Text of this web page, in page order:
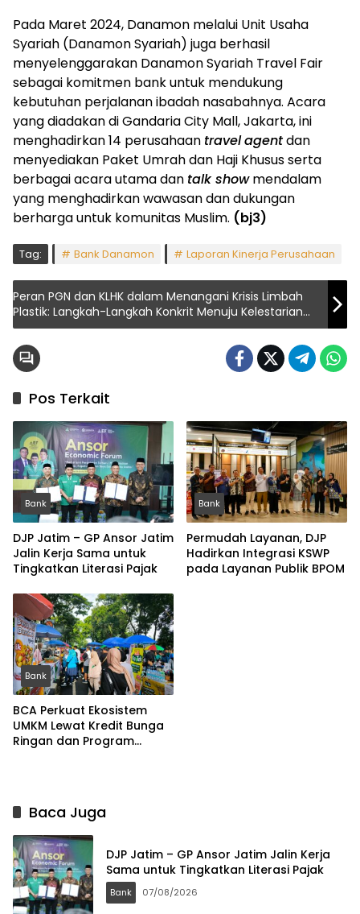
Pada Maret 2024, Danamon melalui Unit Usaha
Syariah (Danamon Syariah) juga berhasil
menyelenggarakan Danamon Syariah Travel Fair
sebagai komitmen bank untuk mendukung
kebutuhan perjalanan ibadah nasabahnya. Acara
yang diadakan di Gandaria City Mall, Jakarta, ini
menghadirkan 14 perusahaan travelagentdan
menyediakan Paket Umrah dan Haji Khusus serta
berbagai acara utama dan talk showmendalam
yang menghadirkan wawasan dan dukungan
berharga untuk komunitas Muslim. (bj3)
Tag: Bank Danamon Laporan Kinerja Perusahaan
Peran PGN dan KLHK dalam Menangani Krisis Limbah
Plastik: Langkah-Langkah Konkrit Menuju Kelestarian
Lingkungan
Pos Terkait
Bank
DJP Jatim – GP Ansor Jatim
Jalin Kerja Sama untuk
Tingkatkan Literasi Pajak
Bank
Permudah Layanan, DJP
Hadirkan Integrasi KSWP
pada Layanan Publik BPOM
Bank
BCA Perkuat Ekosistem
UMKM Lewat Kredit Bunga
Ringan dan Program
Baca Juga
DJP Jatim – GP Ansor Jatim Jalin Kerja
Sama untuk Tingkatkan Literasi Pajak
Bank 07/08/2026